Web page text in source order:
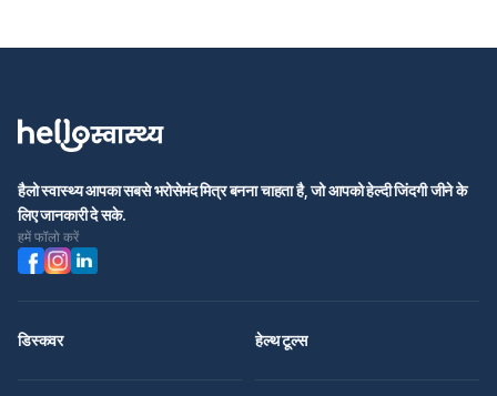
हैलो स्वास्थ्य आपका सबसे भरोसेमंद मित्र बनना चाहता है, जो आपको हेल्दी जिंदगी जीने के
लिए जानकारी दे सके.
हमें फॉलो करें
डिस्कवर हेल्थ टूल्स